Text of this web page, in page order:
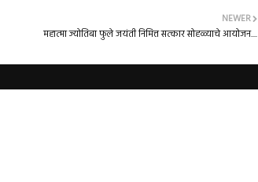
NEWER
महात्मा ज्योतिबा फुले जयंती निमित्त सत्कार सोहळ्याचे आयोजन....